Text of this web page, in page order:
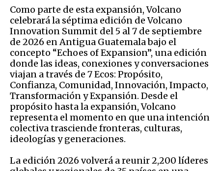
Como parte de esta expansión, Volcano
celebrará la séptima edición de Volcano
Innovation Summit del 5 al 7 de septiembre
de 2026 en Antigua Guatemala bajo el
concepto “Echoes of Expansion”, una edición
donde las ideas, conexiones y conversaciones
viajan a través de 7 Ecos: Propósito,
Confianza, Comunidad, Innovación, Impacto,
Transformación y Expansión. Desde el
propósito hasta la expansión, Volcano
representa el momento en que una intención
colectiva trasciende fronteras, culturas,
ideologías y generaciones.
La edición 2026 volverá a reunir 2,200 líderes